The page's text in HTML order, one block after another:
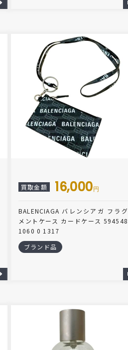
買取金額 16,000円
BALENCIAGA バレンシアガ フラグ
メントケース カードケース 594548
1060 0 1317
ブランド品